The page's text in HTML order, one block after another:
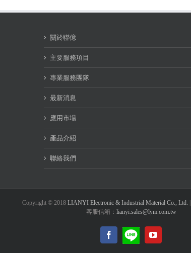
關於聯億
主要服務項目
專業服務團隊
最新消息
應用市場
產品介紹
聯絡我們
Copyright © 2018 LIANYI Electronic & Industrial Material Co., Ltd.
客服信箱： lianyi.sales@lym.com.tw
Facebook
LINE@ YouTube